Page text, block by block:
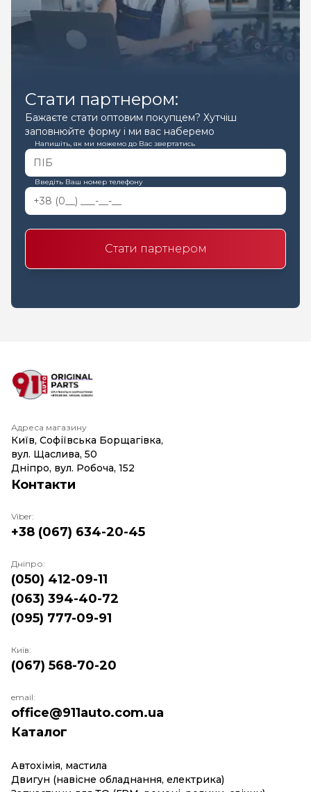
Стати партнером:
Бажаєте стати оптовим покупцем? Хутчіш
заповнюйте форму і ми вас наберемо
Напишіть, як ми можемо до Вас звертатись
Введіть Ваш номер телефону
Стати партнером
Адреса магазину
Київ, Софіївська Борщагівка,
вул. Щаслива, 50
Дніпро, вул. Робоча, 152
Каталог
Автохімія, мастила
Двигун (навісне обладнання, електрика)
Контакти
Viber:
+38 (067) 634-20-45
Дніпро:
(050) 412-09-11
(063) 394-40-72
(095) 777-09-91
Київ:
(067) 568-70-20
email:
office@911auto.com.ua